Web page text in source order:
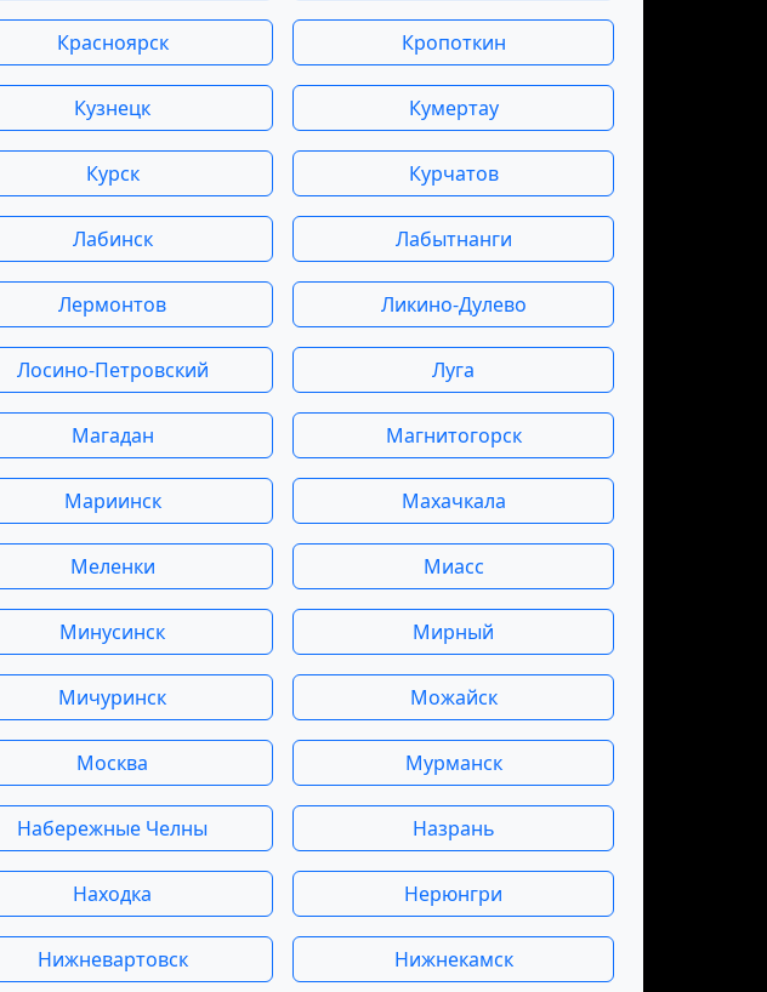
Красноярск Кропоткин
Кузнецк Кумертау
Курск Курчатов
Лабинск Лабытнанги
Лермонтов Ликино-Дулево
Лосино-Петровский Луга
Магадан Магнитогорск
Мариинск Махачкала
Меленки Миасс
Минусинск Мирный
Мичуринск Можайск
Москва Мурманск
Набережные Челны Назрань
Находка Нерюнгри
Нижневартовск Нижнекамск